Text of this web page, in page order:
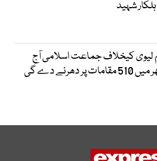
شہید
لیوی کیخلاف جماعت اسلامی آج
پر دھرنے دے گی